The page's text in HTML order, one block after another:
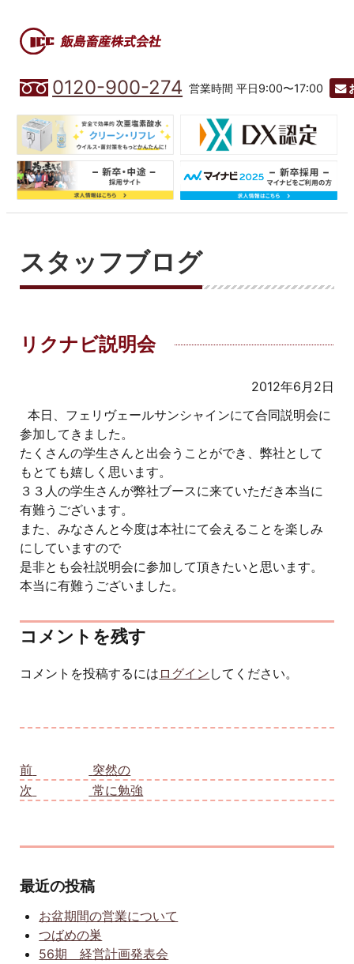
0120-900-274 営業時間 平日9:00〜17:00
スタッフブログ
リクナビ説明会
2012年6月2日
本日、フェリヴェールサンシャインにて合同説明会に
参加してきました。
たくさんの学生さんと出会うことができ、弊社として
もとても嬉しく思います。
３３人の学生さんが弊社ブースに来ていただき本当に
有難うございます。
また、みなさんと今度は本社にて会えることを楽しみ
にしていますので
是非とも会社説明会に参加して頂きたいと思います。
本当に有難うございました。
コメントを残す
コメントを投稿するには ログイン してください。
前
突然の
次
常に勉強
最近の投稿
お盆期間の営業について
つばめの巣
56期 経営計画発表会